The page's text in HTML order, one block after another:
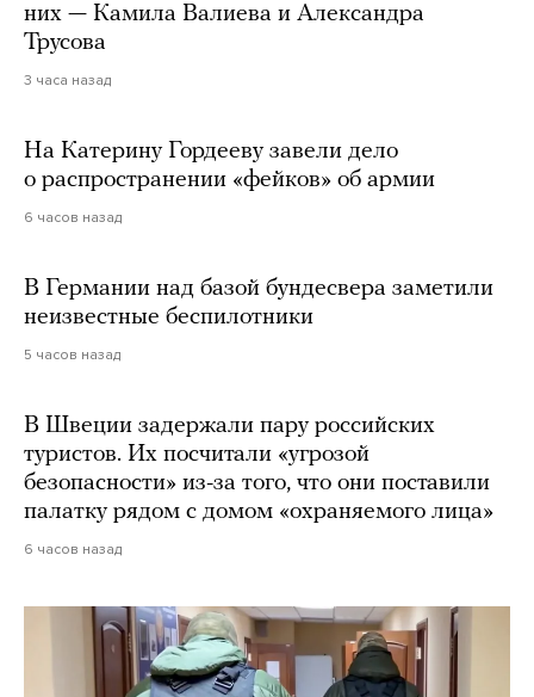
них — Камила Валиева и Александра
Трусова
3 часа назад
На Катерину Гордееву завели дело
о распространении «фейков» об армии
6 часов назад
В Германии над базой бундесвера заметили
неизвестные беспилотники
5 часов назад
В Швеции задержали пару российских
туристов. Их посчитали «угрозой
безопасности» из-за того, что они поставили
палатку рядом с домом «охраняемого лица»
6 часов назад